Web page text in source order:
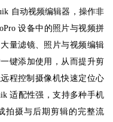
自动视频编辑器，操作非
设备中的照片与视频拼
量滤镜、照片与视频编辑
键添加使用，从而提升剪
程控制摄像机快速定位心
适配性强，支持多种手机
拍摄与后期剪辑的完整流